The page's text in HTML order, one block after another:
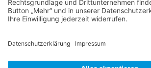
Montags haben wir geschlossen.